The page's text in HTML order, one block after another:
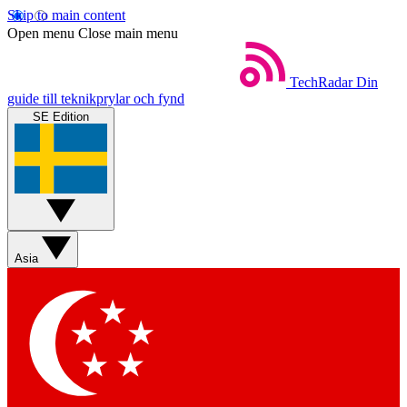
Skip to main content
Open menu Close main menu
TechRadar Din
guide till teknikprylar och fynd
SE Edition
Asia